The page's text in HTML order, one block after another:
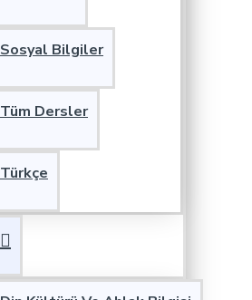
Sosyal Bilgiler
Tüm Dersler
Türkçe